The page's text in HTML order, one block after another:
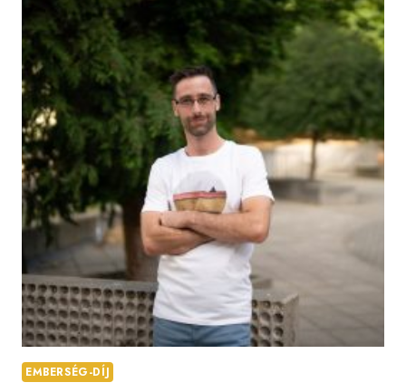
PRÓBÁLOK
AZ
ELVEIM
MENTÉN
CSELEKEDNI”
EMBERSÉG-DÍJ